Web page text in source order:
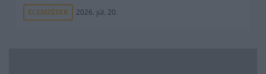
ELEMZÉSEK 2026. júl. 20.